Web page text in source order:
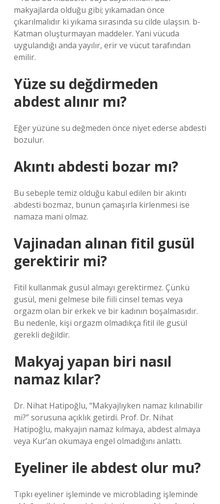
makyajlarda olduğu gibi; yıkamadan önce
çıkarılmalıdır ki yıkama sırasında su cilde ulaşsın. b-
Katman oluşturmayan maddeler. Yani vücuda
uygulandığı anda yayılır, erir ve vücut tarafından
emilir.
Yüze su değdirmeden
abdest alınır mı?
Eğer yüzüne su değmeden önce niyet ederse abdesti
bozulur.
Akıntı abdesti bozar mı?
Bu sebeple temiz olduğu kabul edilen bir akıntı
abdesti bozmaz, bunun çamaşırla kirlenmesi ise
namaza mani olmaz.
Vajinadan alınan fitil gusül
gerektirir mi?
Fitil kullanmak gusül almayı gerektirmez. Çünkü
gusül, meni gelmese bile fiili cinsel temas veya
orgazm olan bir erkek ve bir kadının boşalmasıdır.
Bu nedenle, kişi orgazm olmadıkça fitil ile gusül
gerekli değildir.
Makyaj yapan biri nasıl
namaz kılar?
Dr. Nihat Hatipoğlu, “Makyajlıyken namaz kılınabilir
mi?” sorusuna açıklık getirdi. Prof. Dr. Nihat
Hatipoğlu, makyajın namaz kılmaya, abdest almaya
veya Kur’an okumaya engel olmadığını anlattı.
Eyeliner ile abdest olur mu?
Tıpkı eyeliner işleminde ve microblading işleminde